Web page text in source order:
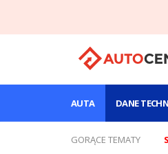
AUTA DANE
GORĄCE TEMATY